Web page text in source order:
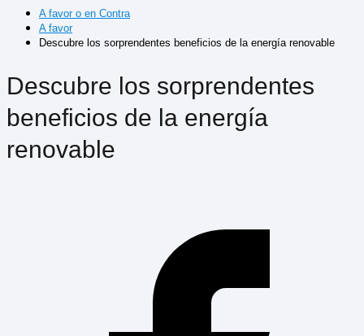
A favor o en Contra
A favor
Descubre los sorprendentes beneficios de la energía renovable
Descubre los sorprendentes
beneficios de la energía
renovable